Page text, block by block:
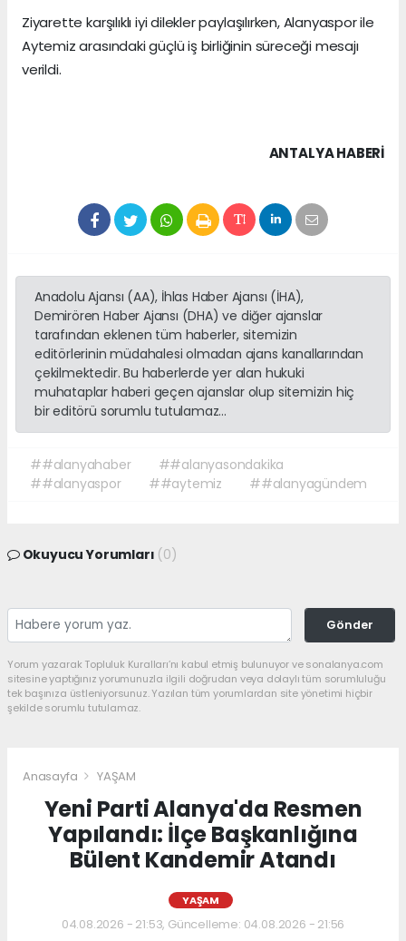
Ziyarette karşılıklı iyi dilekler paylaşılırken, Alanyaspor ile
Aytemiz arasındaki güçlü iş birliğinin süreceği mesajı
verildi.
ANTALYA HABERİ
Anadolu Ajansı (AA), İhlas Haber Ajansı (İHA),
Demirören Haber Ajansı (DHA) ve diğer ajanslar
tarafından eklenen tüm haberler, sitemizin
editörlerinin müdahalesi olmadan ajans kanallarından
çekilmektedir. Bu haberlerde yer alan hukuki
muhataplar haberi geçen ajanslar olup sitemizin hiç
bir editörü sorumlu tutulamaz...
##alanyahaber
##alanyasondakika
##alanyaspor
##aytemiz ##alanyagündem
Okuyucu Yorumları (0)
Gönder
Yorum yazarak Topluluk Kuralları’nı kabul etmiş bulunuyor ve sonalanya.com
sitesine yaptığınız yorumunuzla ilgili doğrudan veya dolaylı tüm sorumluluğu
tek başınıza üstleniyorsunuz. Yazılan tüm yorumlardan site yönetimi hiçbir
şekilde sorumlu tutulamaz.
Anasayfa YAŞAM
Yeni Parti Alanya'da Resmen
Yapılandı: İlçe Başkanlığına
Bülent Kandemir Atandı
YAŞAM
04.08.2026 - 21:53, Güncelleme: 04.08.2026 - 21:56